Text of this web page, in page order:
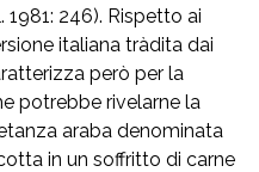
1981: 246). Rispetto ai
italiana tràdita dai
però per la
potrebbe rivelarne la
araba denominata
in un soffritto di carne